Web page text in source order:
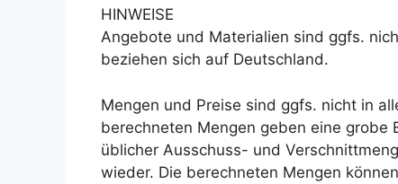
HINWEISE
Angebote und Materialien sind ggfs.
beziehen sich auf Deutschland.
Mengen und Preise sind ggfs. nicht in
berechneten Mengen geben eine grobe
üblicher Ausschuss- und
wieder. Die berechneten Mengen